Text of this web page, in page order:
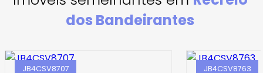
dos Bandeirantes
JB4CSV8707 JB4CSV8763